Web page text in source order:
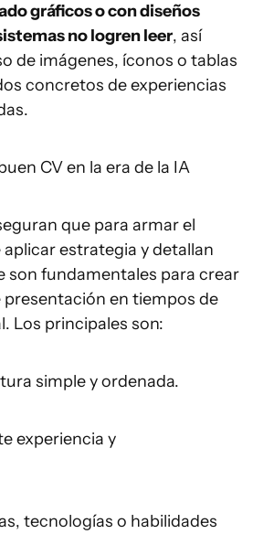
gráficos o con diseños
no logren leer, así
de imágenes, íconos o tablas
concretos de experiencias
CV en la era de la IA
que para armar el
estrategia y detallan
son fundamentales para crear
en tiempos de
Los principales son:
simple y ordenada.
experiencia y
tecnologías o habilidades